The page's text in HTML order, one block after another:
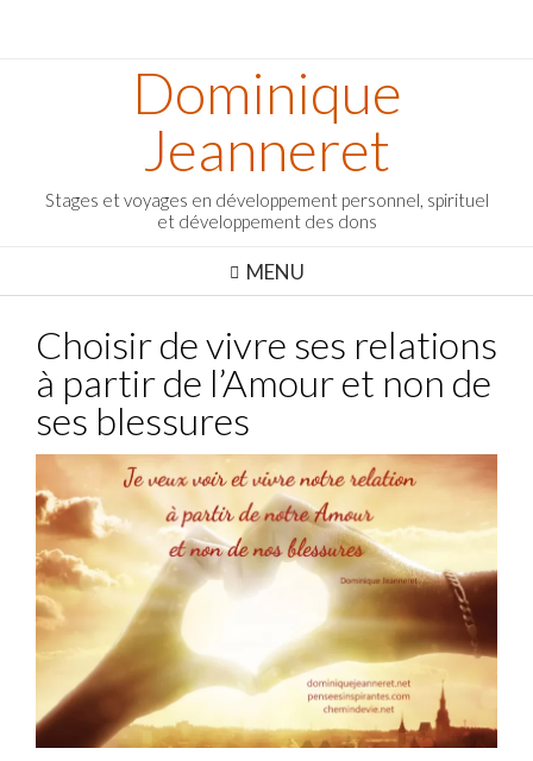
Dominique
Jeanneret
Stages et voyages en développement personnel, spirituel
et développement des dons
MENU
Choisir de vivre ses relations
à partir de l’Amour et non de
ses blessures